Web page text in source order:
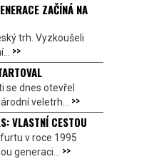
ZAČÍNÁ NA
trh. Vyzkoušeli
>>
se dnes otevřel
veletrh... >>
VLASTNÍ CESTOU
v roce 1995
generaci... >>